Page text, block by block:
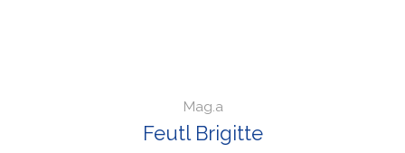
Mag.a
Feutl Brigitte